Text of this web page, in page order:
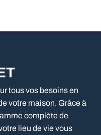
tous vos besoins en
votre maison. Grâce à
complète de
lieu de vie vous